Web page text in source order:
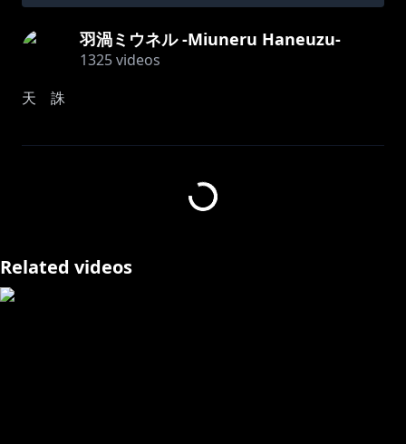
羽渦ミウネル -Miuneru Haneuzu-
1325videos
天 誅
前：https://youtu.be/DmabpSZR0i8
https://www.youtube.com/playlist?
list=PLC0194KMxFn19-7GmcBel1-EnEmyfsM9F
開発：墓場文庫 販売：集英社ゲームズ
Related videos